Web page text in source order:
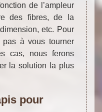
de l’ampleur
des fibres, de la
etc. Pour
pas à vous tourner
cas, nous ferons
la solution la plus
pour